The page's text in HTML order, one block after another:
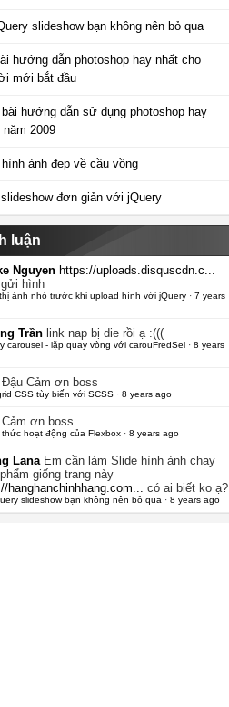
slideshow bạn không nên bỏ qua
hướng dẫn photoshop hay nhất cho
mới bắt đầu
hướng dẫn sử dụng photoshop hay
năm 2009
ảnh đẹp về cầu vồng
đơn giản với jQuery
luận
Nguyen https://uploads.disquscdn.c...
hình
ảnh nhỏ trước khi upload hình với jQuery · 7 years
Trần link nap bị die rồi ạ :(((
carousel - lặp quay vòng với carouFredSel · 8 years
Đậu Cảm ơn boss
CSS tùy biến với SCSS · 8 years ago
Cảm ơn boss
thức hoạt động của Flexbox · 8 years ago
Lana Em cần làm Slide hình ảnh chạy
giống trang này
hanghanchinhhang.com... có ai biết ko ạ?
slideshow bạn không nên bỏ qua · 8 years ago